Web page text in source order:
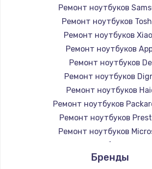
Ремонт ноутбуков
Ремонт ноутбуков
Ремонт ноутбуков
Ремонт ноутбуков
Ремонт ноутбуков
Ремонт ноутбуков
Ремонт ноутбуков
Ремонт ноутбуков
Ремонт ноутбуков
Ремонт ноутбуков
Ремонт ноутбуков
Ремонт ноутбуков
Бренды